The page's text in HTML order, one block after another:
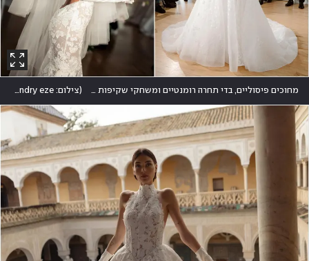
מחוכים פיסוליים, בדי תחרה רומנטיים ומשחקי שקיפות יצרו צלליות חזקות בקולקציית הכלות של ברטה (צילום: cityluxstudios, andry eze